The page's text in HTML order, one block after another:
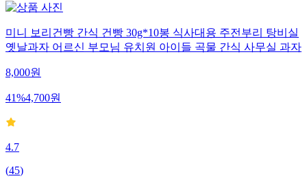
미니 보리건빵 간식 건빵 30g*10봉 식사대용 주전부리 탕비실
옛날과자 어르신 부모님 유치원 아이들 곡물 간식 사무실 과자
8,000원
41%4,700원
4.7
(45)